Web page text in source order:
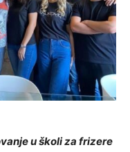
u školi za frizere